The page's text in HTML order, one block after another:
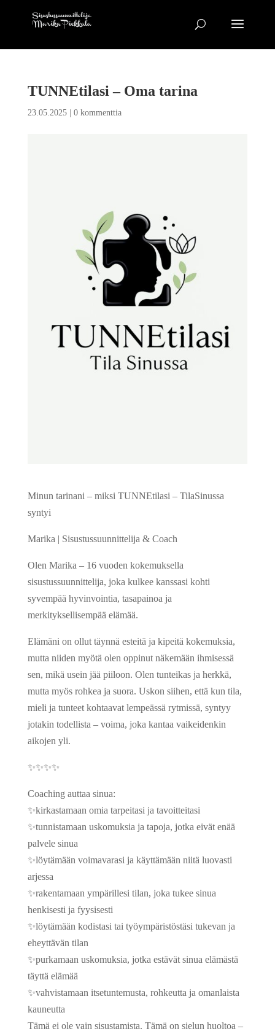
TUNNEtilasi – Oma tarina
23.05.2025| 0 kommenttia
Minun tarinani – miksi TUNNEtilasi – TilaSinussa
syntyi
Marika | Sisustussuunnittelija & Coach
Olen Marika – 16 vuoden kokemuksella
sisustussuunnittelija, joka kulkee kanssasi kohti
syvempää hyvinvointia, tasapainoa ja
merkityksellisempää elämää.
Elämäni on ollut täynnä esteitä ja kipeitä kokemuksia,
mutta niiden myötä olen oppinut näkemään ihmisessä
sen, mikä usein jää piiloon. Olen tunteikas ja herkkä,
mutta myös rohkea ja suora. Uskon siihen, että kun tila,
mieli ja tunteet kohtaavat lempeässä rytmissä, syntyy
jotakin todellista – voima, joka kantaa vaikeidenkin
aikojen yli.
✨✨✨✨
Coaching auttaa sinua:
✨kirkastamaan omia tarpeitasi ja tavoitteitasi
✨tunnistamaan uskomuksia ja tapoja, jotka eivät enää
palvele sinua
✨löytämään voimavarasi ja käyttämään niitä luovasti
arjessa
✨rakentamaan ympärillesi tilan, joka tukee sinua
henkisesti ja fyysisesti
✨löytämään kodistasi tai työympäristöstäsi tukevan ja
eheyttävän tilan
✨purkamaan uskomuksia, jotka estävät sinua elämästä
täyttä elämää
✨vahvistamaan itsetuntemusta, rohkeutta ja omanlaista
kauneutta
Tämä ei ole vain sisustamista. Tämä on sielun huoltoa –